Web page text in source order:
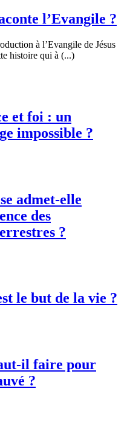
l’Evangile ?
à l’Evangile de Jésus
histoire qui à (...)
et foi : un
impossible ?
admet-elle
des
?
le but de la vie ?
il faire pour
?